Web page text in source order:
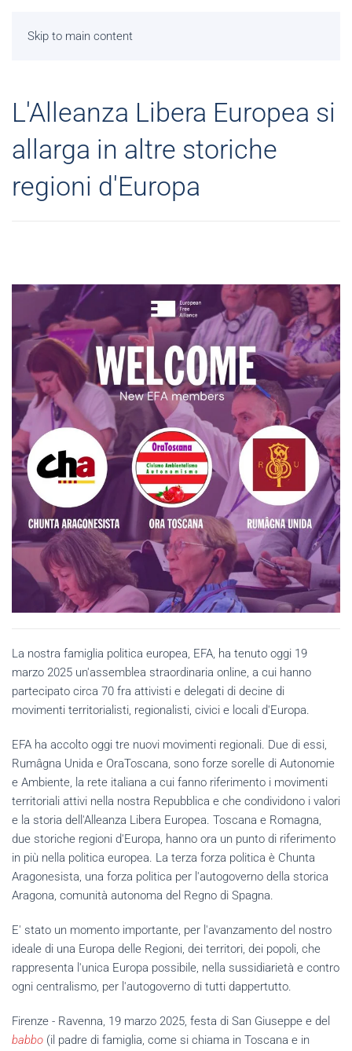
Skip to main content
L'Alleanza Libera Europea si
allarga in altre storiche
regioni d'Europa
La nostra famiglia politica europea, EFA, ha tenuto oggi 19
marzo 2025 un'assemblea straordinaria online, a cui hanno
partecipato circa 70 fra attivisti e delegati di decine di
movimenti territorialisti, regionalisti, civici e locali d'Europa.
EFA ha accolto oggi tre nuovi movimenti regionali. Due di essi,
Rumâgna Unida e OraToscana, sono forze sorelle di Autonomie
e Ambiente, la rete italiana a cui fanno riferimento i movimenti
territoriali attivi nella nostra Repubblica e che condividono i valori
e la storia dell'Alleanza Libera Europea. Toscana e Romagna,
due storiche regioni d'Europa, hanno ora un punto di riferimento
in più nella politica europea. La terza forza politica è Chunta
Aragonesista, una forza politica per l'autogoverno della storica
Aragona, comunità autonoma del Regno di Spagna.
E' stato un momento importante, per l'avanzamento del nostro
ideale di una Europa delle Regioni, dei territori, dei popoli, che
rappresenta l'unica Europa possibile, nella sussidiarietà e contro
ogni centralismo, per l'autogoverno di tutti dappertutto.
Firenze - Ravenna, 19 marzo 2025, festa di San Giuseppe e del
babbo (il padre di famiglia, come si chiama in Toscana e in